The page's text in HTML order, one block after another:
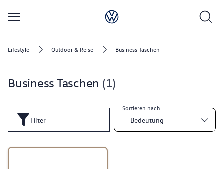
Lifestyle Outdoor & Reise Business Taschen
Business Taschen 1
Filter
Sortieren nach
Bedeutung